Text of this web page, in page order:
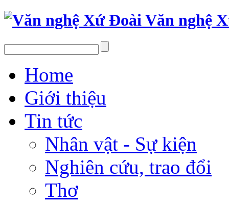
Văn nghệ
Home
Giới thiệu
Tin tức
Nhân vật - Sự kiện
Nghiên cứu, trao đổi
Thơ